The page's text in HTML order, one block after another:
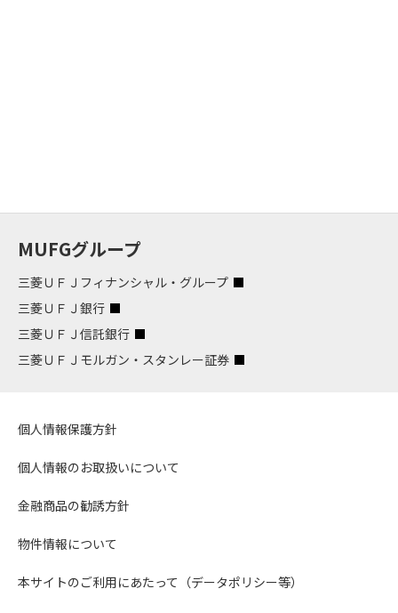
MUFGグループ
三菱ＵＦＪフィナンシャル・グループ
三菱ＵＦＪ銀行
三菱ＵＦＪ信託銀行
三菱ＵＦＪモルガン・スタンレー証券
個人情報保護方針
個人情報のお取扱いについて
金融商品の勧誘方針
物件情報について
本サイトのご利用にあたって（データポリシー等）